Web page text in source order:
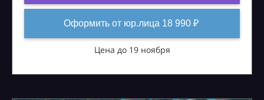
Оформить от юр.лица 18 990 ₽
Цена до 19 ноября